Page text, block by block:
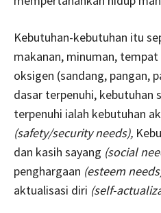
Kebutuhan-kebutuhan itu
makanan, minuman,
oksigen (sandang, pangan,
dasar terpenuhi, kebutuhan
terpenuhi ialah kebutuhan
(safety/security needs),
dan kasih sayang (social
penghargaan (esteem
aktualisasi diri (self-